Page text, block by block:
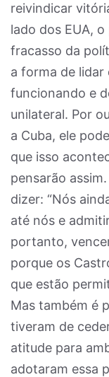
reivindicar
lado dos EUA,
fracasso da
a forma de lidar
funcionando e
unilateral. Por
a Cuba, ele
que isso
pensarão
dizer: “Nós
até nós e
portanto,
porque os
que estão
Mas também é
tiveram de
atitude para
adotaram essa